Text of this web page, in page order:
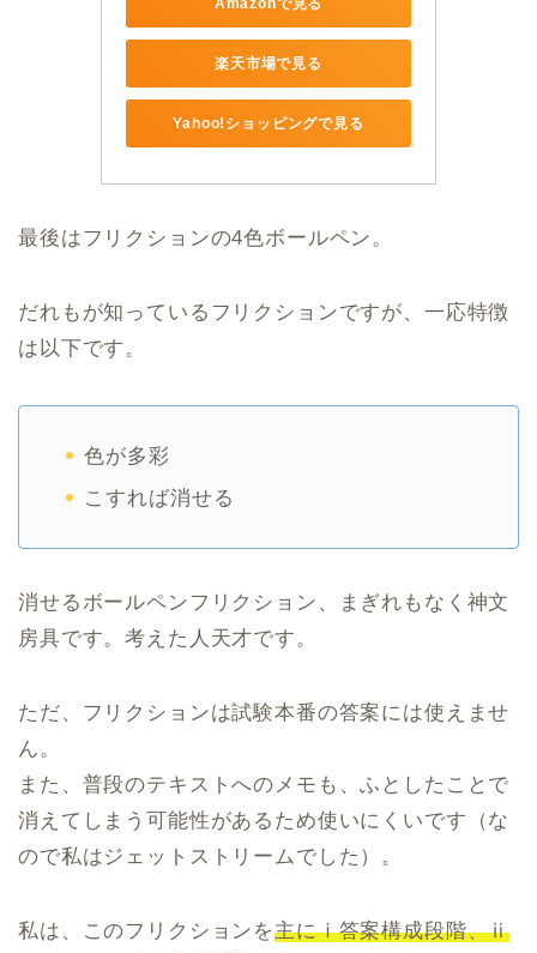
楽天市場で見る
Yahoo!ショッピングで見る
最後はフリクションの4色ボールペン。
だれもが知っているフリクションですが、一応特徴
は以下です。
色が多彩
こすれば消せる
消せるボールペンフリクション、まぎれもなく神文
房具です。考えた人天才です。
ただ、フリクションは試験本番の答案には使えませ
ん。
また、普段のテキストへのメモも、ふとしたことで
消えてしまう可能性があるため使いにくいです（な
ので私はジェットストリームでした）。
私は、このフリクションを主にⅰ答案構成段階、ⅱ